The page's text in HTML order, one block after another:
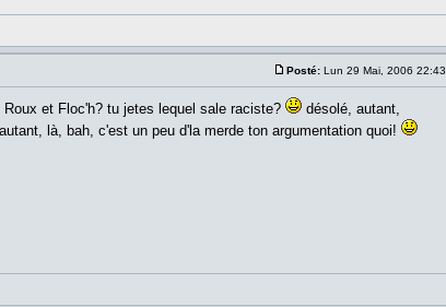
Posté: Lun 29 Mai, 2006 22:43
et Floc'h? tu jetes lequel sale raciste?
désolé, autant,
là, bah, c'est un peu d'la merde ton argumentation quoi!